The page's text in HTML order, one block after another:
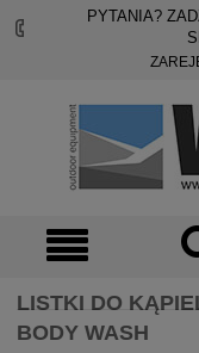
PYTANIA?
LISTKI DO
BODY WASH